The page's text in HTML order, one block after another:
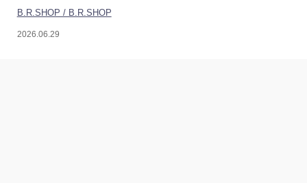
B.R.SHOP / B.R.SHOP
2026.06.29